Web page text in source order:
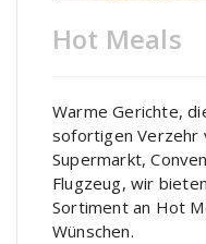
Hot Meals
Warme Gerichte,
sofortigen Verzehr
Supermarkt,
Flugzeug, wir
Sortiment an Hot
Wünschen.